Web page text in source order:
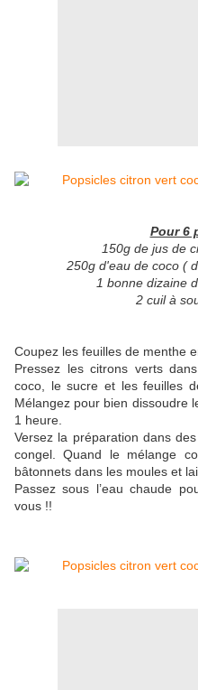
Pour 6
150g de jus de
250g d'eau de coco (
1 bonne dizaine
2 cuil à
Coupez les feuilles de menthe
Pressez les citrons verts
coco, le sucre et les feuilles
Mélangez pour bien dissoudre
1 heure.
Versez la préparation dans
congel. Quand le mélange
bâtonnets dans les moules et
Passez sous l’eau chaude
vous !!